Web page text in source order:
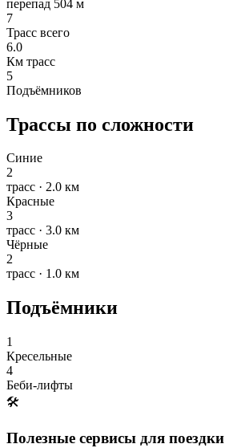
перепад 504 м
7
Трасс всего
6.0
Км трасс
5
Подъёмников
Трассы по сложности
Синие
2
трасс · 2.0 км
Красные
3
трасс · 3.0 км
Чёрные
2
трасс · 1.0 км
Подъёмники
1
Кресельные
4
Беби-лифты
🛠
Полезные сервисы для поездки